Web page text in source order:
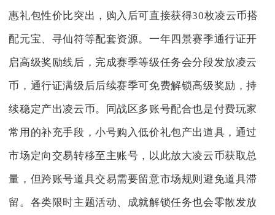
惠礼包性价比突出，购入后可直接获得30枚凌云币搭
配元宝、寻仙符等配套资源。一年四景赛季通行证开
启高级奖励线后，完成赛季等级任务会分段发放凌云
币，通行证满级后后续赛季可免费解锁高级奖励，持
续稳定产出凌云币。同战区多账号配合也是付费玩家
常用的补充手段，小号购入低价礼包产出道具，通过
市场定向交易转移至主账号，以此放大凌云币获取总
量，但跨账号道具交易需要留意市场规则避免道具滞
留。各类限时主题活动、成就解锁任务也会零散发放